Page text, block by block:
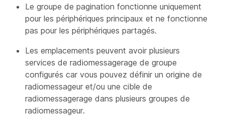
Le groupe de pagination fonctionne uniquement
pour les périphériques principaux et ne fonctionne
pas pour les périphériques partagés.
Les emplacements peuvent avoir plusieurs
services de radiomessagerage de groupe
configurés car vous pouvez définir un origine de
radiomessageur et/ou une cible de
radiomessagerage dans plusieurs groupes de
radiomessageur.